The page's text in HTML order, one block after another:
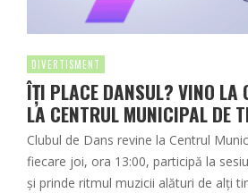
DIVERTISMENT
ÎȚI PLACE DANSUL? VINO LA
LA CENTRUL MUNICIPAL DE
Clubul de Dans revine la Centrul
fiecare joi, ora 13:00, participă la
și prinde ritmul muzicii alături de alți